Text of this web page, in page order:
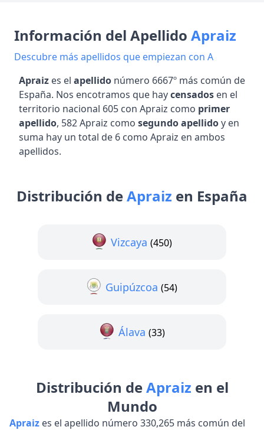
Información del Apellido Apraiz
Descubre más apellidos que empiezan con A
Apraiz es el apellido número 6667º más común de
España. Nos encotramos que haycensados en el
territorio nacional 605 con Apraiz como primer
apellido, 582 Apraiz como segundo apellidoy en
suma hay un total de 6 como Apraiz en ambos
apellidos.
Distribución deApraiz en España
Vizcaya (450)
Guipúzcoa (54)
Álava (33)
Distribución deApraiz en el
Mundo
Apraiz es el apellido número 330,265 más común del